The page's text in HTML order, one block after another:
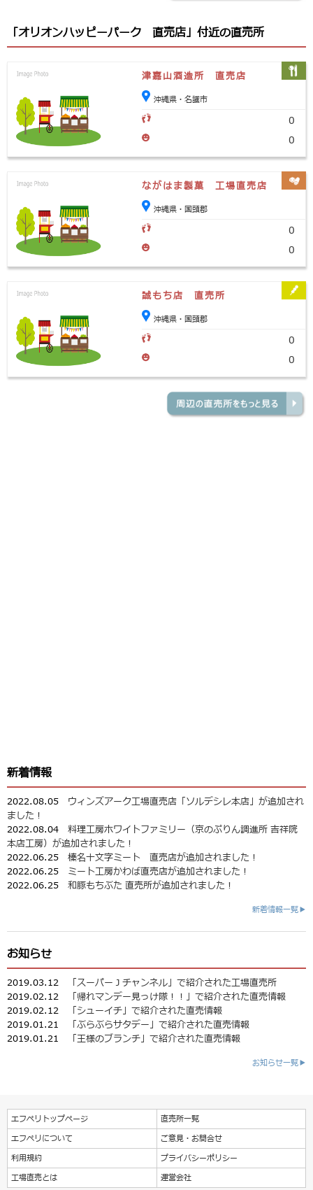
「オリオンハッピーパーク 直売店」付近の直売所
津嘉山酒造所 直売店
沖縄県・名護市
0
0
ながはま製菓 工場直売店
沖縄県・国頭郡
0
0
誠もち店 直売所
沖縄県・国頭郡
0
0
新着情報
2022.08.05 ウィンズアーク工場直売店「ソルデシレ本店」が追加され
ました！
2022.08.04 料理工房ホワイトファミリー（京のぷりん調進所 吉祥院
本店工房）が追加されました！
2022.06.25 榛名十文字ミート 直売店が追加されました！
2022.06.25 ミート工房かわば直売店が追加されました！
2022.06.25 和豚もちぶた 直売所が追加されました！
新着情報一覧▶
お知らせ
2019.03.12
「スーパーＪチャンネル」で紹介された工場直売所
2019.02.12
「帰れマンデー見っけ隊！！」で紹介された直売情報
2019.02.12
「シューイチ」で紹介された直売情報
2019.01.21
「ぶらぶらサタデー」で紹介された直売情報
2019.01.21
「王様のブランチ」で紹介された直売情報
お知らせ一覧▶
エフペリトップページ
直売所一覧
エフペリについて
ご意見・お問合せ
利用規約
プライバシーポリシー
工場直売とは
運営会社